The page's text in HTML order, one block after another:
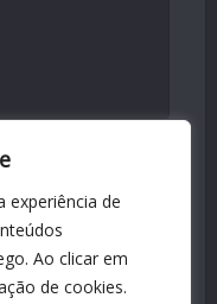
experiência de
Ao clicar em
de cookies.